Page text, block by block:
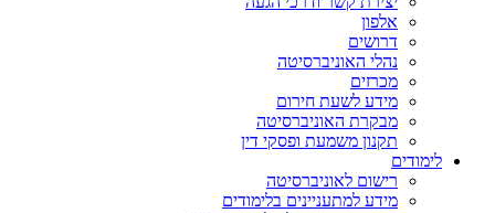
אלפון
דרושים
נהלי האוניברסיטה
מכרזים
מידע לשעת חירום
מבקרת האוניברסיטה
תקנון משמעת ופסקי דין
לימודים
רישום לאוניברסיטה
מידע למתעניינים בלימודים